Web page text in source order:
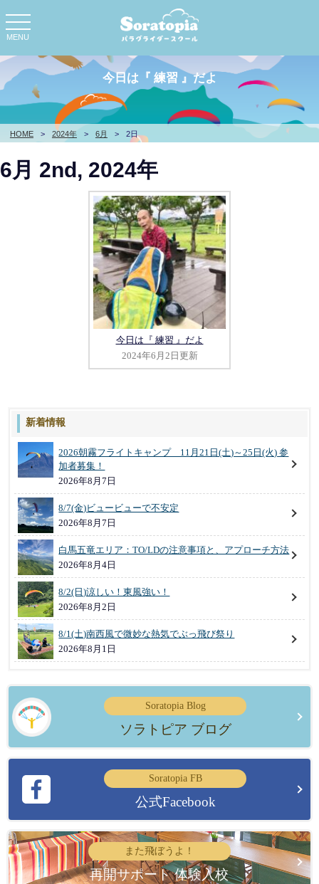
toggle
navigation
MENU
HOME > 2024年 > 6月 > 2日
今日は『 練習 』だよ
6月 2nd, 2024年
今日は『 練習 』だよ
2024年6月2日更新
新着情報
2026朝霧フライトキャンプ 11月21日(土)～25日(火) 参
加者募集！
2026年8月7日
8/7(金)ビュービューで不安定
2026年8月7日
白馬五竜エリア：TO/LDの注意事項と、アプローチ方法
2026年8月4日
8/2(日)涼しい！東風強い！
2026年8月2日
8/1(土)南西風で微妙な熱気でぶっ飛び祭り
2026年8月1日
Soratopia Blog
ソラトピア ブログ
Soratopia FB
公式Facebook
また飛ぼうよ！
再開サポート 体験入校